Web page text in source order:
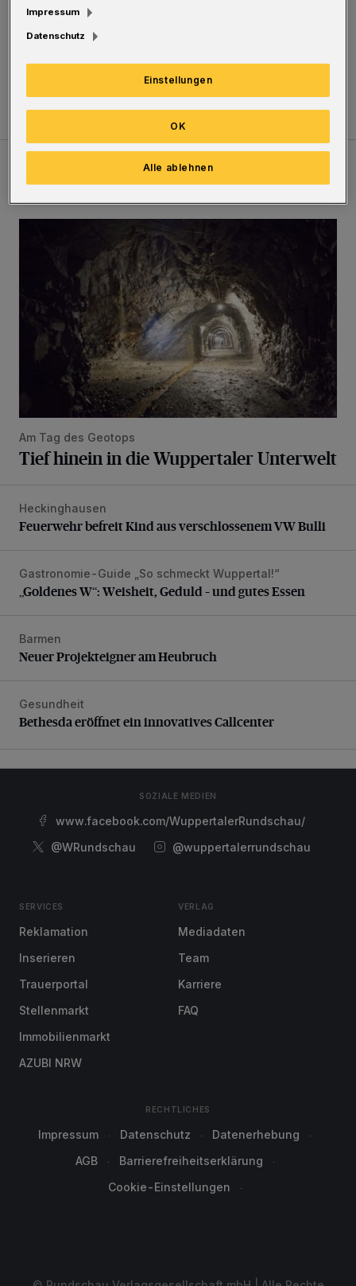
immer reichlich Alternativen.
(Rundschau Verlagsgesellschaft)
Meistgelesen Neueste Artikel Zum Thema
Am Tag des Geotops
Tief hinein in die Wuppertaler Unterwelt
Feuerwehr befreit Kind aus verschlossenem VW Bulli
Heckinghausen
Feuerwehr befreit Kind aus verschlossenem VW Bulli
„Goldenes W“: Weisheit, Geduld – und gutes Essen
Gastronomie-Guide „So schmeckt Wuppertal!“
„Goldenes W“: Weisheit, Geduld – und gutes Essen
Neuer Projekteigner am Heubruch
Barmen
Neuer Projekteigner am Heubruch
Bethesda eröffnet ein innovatives Callcenter
Gesundheit
Bethesda eröffnet ein innovatives Callcenter
SOZIALE MEDIEN
www.facebook.com/WuppertalerRundschau/
@WRundschau
@wuppertalerrundschau
SERVICES
Reklamation
Inserieren
Trauerportal
Stellenmarkt
Immobilienmarkt
AZUBI NRW
VERLAG
Mediadaten
Team
Karriere
FAQ
RECHTLICHES
Impressum Datenschutz
Datenerhebung
AGB
Barrierefreiheitserklärung
Cookie-Einstellungen
Impressum
Datenschutz
Einstellungen
Alle ablehnen
OK